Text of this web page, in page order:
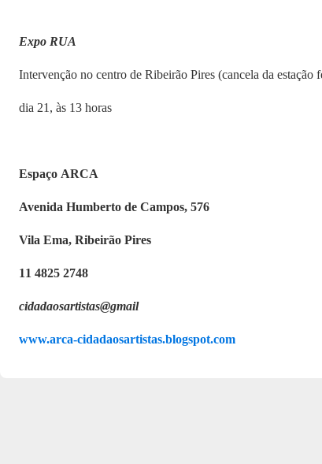
Expo RUA
Intervenção no centro de Ribeirão Pires (cancela da estação
dia 21, às 13 horas
Espaço ARCA
Avenida Humberto de Campos, 576
Vila Ema, Ribeirão Pires
11 4825 2748
cidadaosartistas@gmail
www.arca-cidadaosartistas.blogspot.com